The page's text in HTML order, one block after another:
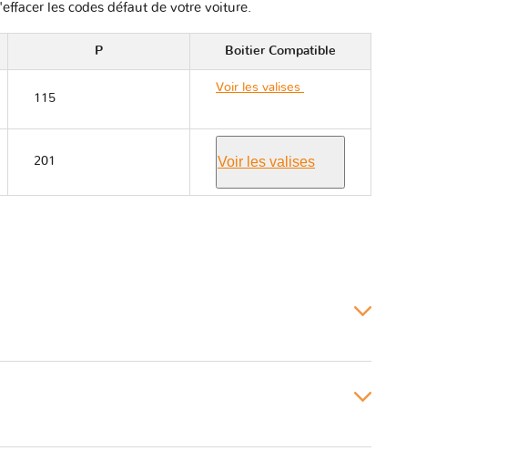
les codes défaut de votre voiture.
P Boitier Compatible
115
Voir les valises
201 Voir les valises